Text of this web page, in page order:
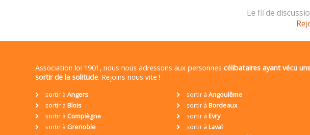
Le fil de
Association loi 1901, nous nous adressons aux personnes célibataires ayant vécu
sortir de la solitude. Rejoins-nous vite !
sortir à Angers sortir à Angoulême
sortir à Blois sortir à Bordeaux
sortir à Compiègne sortir à Evry
sortir à Grenoble sortir à Laval